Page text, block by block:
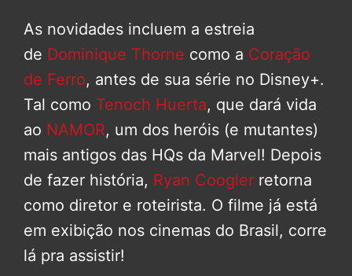
As novidades incluem a estreia
de Dominique Thorne como a Coração
de Ferro, antes de sua série no Disney+.
Tal como Tenoch Huerta, que dará vida
ao NAMOR, um dos heróis (e mutantes)
mais antigos das HQs da Marvel! Depois
de fazer história, Ryan Coogler retorna
como diretor e roteirista. O filme já está
em exibição nos cinemas do Brasil, corre
lá pra assistir!